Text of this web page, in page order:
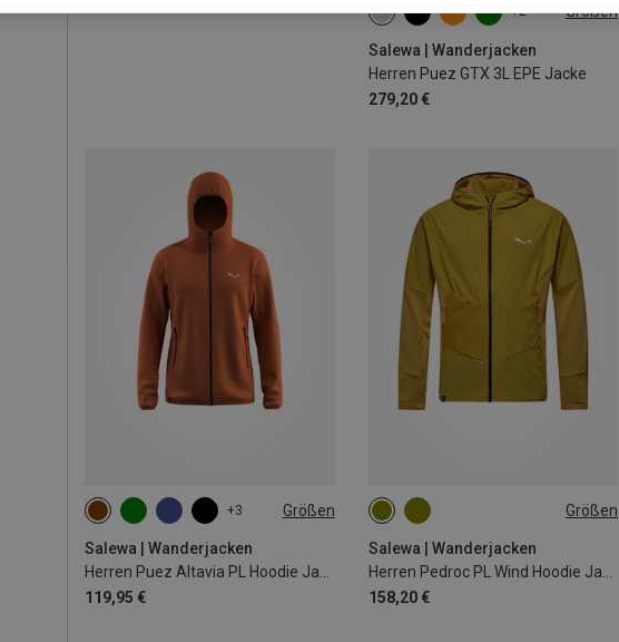
+2 Größen
Salewa | Wanderjacken
Herren Puez GTX 3L EPE Jacke
279,20 €
S M L XL
+3 Größen
Salewa | Wanderjacken
119,95 €
S M L XL Größen
Salewa | Wanderjacken
158,20 €
S M